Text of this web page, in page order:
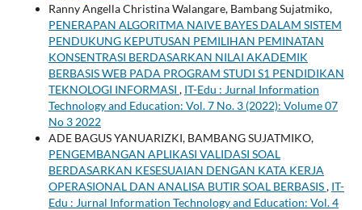
Ranny Angella Christina Walangare, Bambang Sujatmiko,
PENERAPAN ALGORITMA NAIVE BAYES DALAM SISTEM
PENDUKUNG KEPUTUSAN PEMILIHAN PEMINATAN
KONSENTRASI BERDASARKAN NILAI AKADEMIK
BERBASIS WEB PADA PROGRAM STUDI S1 PENDIDIKAN
TEKNOLOGI INFORMASI , IT-Edu : Jurnal Information
Technology and Education: Vol. 7 No. 3 (2022): Volume 07
No 3 2022
ADE BAGUS YANUARIZKI, BAMBANG SUJATMIKO,
PENGEMBANGAN APLIKASI VALIDASI SOAL
BERDASARKAN KESESUAIAN DENGAN KATA KERJA
OPERASIONAL DAN ANALISA BUTIR SOAL BERBASIS, IT-
Edu : Jurnal Information Technology and Education: Vol. 4